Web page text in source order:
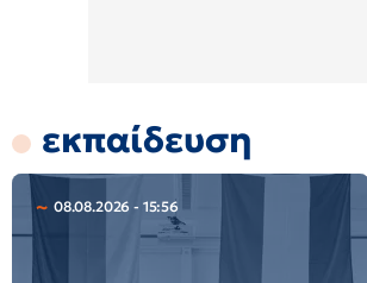
εκπαίδευση
08.08.2026 - 15:56